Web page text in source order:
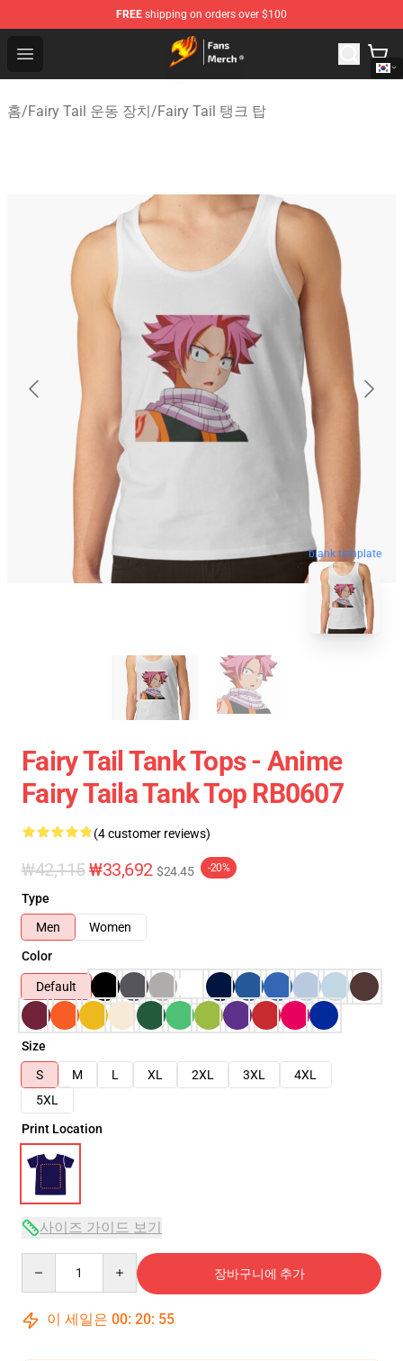
FREE shipping on orders over $100
Open menu
Fairy Tail Store - Official Fairy Tail Merchandise Shop
홈/Fairy Tail 운동 장치/Fairy Tail 탱크 탑
blank template
Fairy Tail Tank Tops - Anime
Fairy Taila Tank Top RB0607
(4 customer reviews)
₩42,115₩33,692 $24.45 -20%
Type
Men
Women
Color
Default
Size
S
M L XL 2XL 3XL
4XL
5XL
Print Location
사이즈 가이드 보기
장바구니에 추가
이 세일은 00: 20: 54